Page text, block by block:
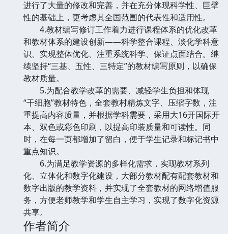
进行了大量的修改和完善，并在充分体现科学性、巨擘
性的基础上，更考虑其全国范围的代表性和适用性。
4.教材编写修订工作着力进行课程体系的优化改革
和教材体系的建设创新——科学整合课程、淡化学科意
识、实现整体优化、注重系统科学、保证点面结合。继
续坚持“三基、五性、三特定”的教材编写原则，以确保
教材质量。
5.为配合教学改革的需要、减轻学生负担和体现
“干细胞”教材特色，全套教村精炼文字、压缩字数，注
重提高内容质量，并根据学科需要，采用大16开国际开
本、双色或彩色印刷，以提高印装质量和可读性。同
时，在每一页都增加了留白，便于学生记录和标记书中
重点知识。
6.为满足教学资源的多样化需求，实现教材系列
化、立体化和数字化建设，大部分教材配有配套教材和
数字出版的教学资料，并实现了全套教材的网络增值服
务，方便老师教学和学生自主学习，实现了数字化资源
共享。
作者简介